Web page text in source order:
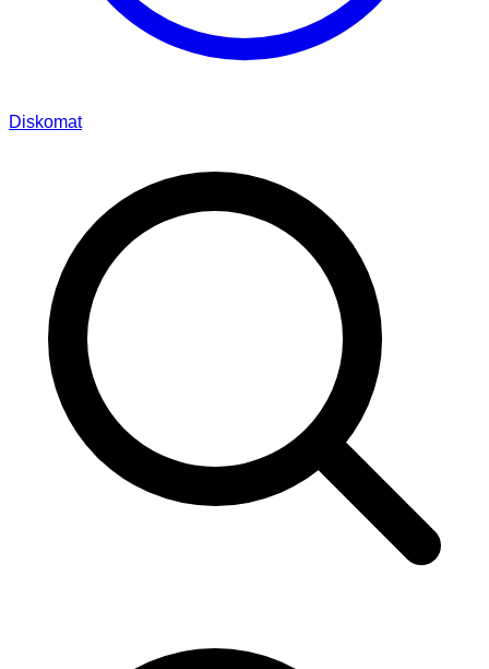
Diskomat